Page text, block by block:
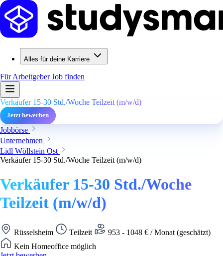
Alles für deine Karriere
Für ArbeitgeberJob finden
Verkäufer 15-30 Std./Woche Teilzeit (m/w/d)
Jetzt bewerben
Jobbörse
Unternehmen
Lidl Wöllstein Ost
Verkäufer 15-30 Std./Woche Teilzeit (m/w/d)
Verkäufer 15-30 Std./Woche
Teilzeit (m/w/d)
Rüsselsheim Teilzeit
953 - 1048 € / Monat (geschätzt)
Kein Homeoffice möglich